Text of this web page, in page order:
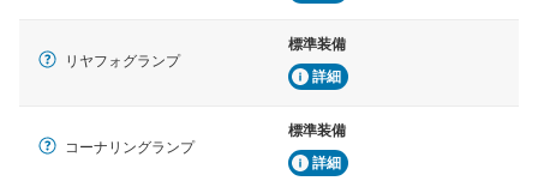
リヤフォグランプ
標準装備
詳細
コーナリングランプ
標準装備
詳細